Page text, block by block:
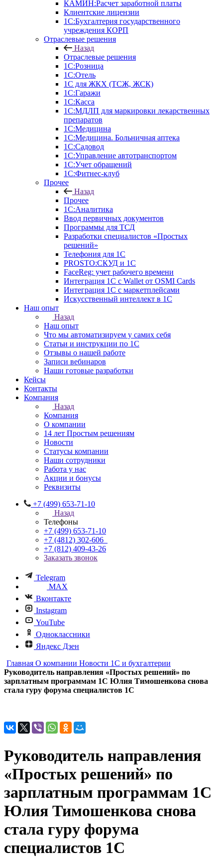
КАМИН:Расчет заработной платы
Клиентские лицензии
1С:Бухгалтерия государственного
учреждения КОРП
Отраслевые решения
Назад
Отраслевые решения
1С:Розница
1С:Отель
1С для ЖКХ (ТСЖ, ЖСК)
1С:Гаражи
1С:Касса
1С:МДЛП для маркировки лекарственных
препаратов
1С:Медицина
1С:Медицина. Больничная аптека
1С:Садовод
1С:Управление автотранспортом
1С:Учет обращений
1С:Фитнес-клуб
Прочее
Назад
Прочее
1С:Аналитика
Ввод первичных документов
Программы для ТСД
Разработки специалистов «Простых
решений»
Телефония для 1С
PROSTO:СКУД и 1С
FaceReg: учет рабочего времени
Интеграция 1С с Wallet от OSMI Cards
Интеграция 1С с маркетплейсами
Искусственный интеллект в 1С
Наш опыт
Назад
Наш опыт
Что мы автоматизируем у самих себя
Статьи и инструкции по 1С
Отзывы о нашей работе
Записи вебинаров
Наши готовые разработки
Кейсы
Контакты
Компания
Назад
Компания
О компании
14 лет Простым решениям
Новости
Статусы компании
Наши сотрудники
Работа у нас
Акции и бонусы
Реквизиты
+7 (499) 653-71-10
Назад
Телефоны
+7 (499) 653-71-10
+7 (4812) 302-606
+7 (812) 409-43-26
Заказать звонок
Telegram
MAX
Вконтакте
Instagram
YouTube
Одноклассники
Яндекс Дзен
Главная О компании Новости 1С и бухгалтерии
Руководитель направления «Простых решений» по
зарплатным программам 1С Юлия Тимошенкова снова
стала гуру форума специалистов 1С
Руководитель направления
«Простых решений» по
зарплатным программам 1С
Юлия Тимошенкова снова
стала гуру форума
специалистов 1С